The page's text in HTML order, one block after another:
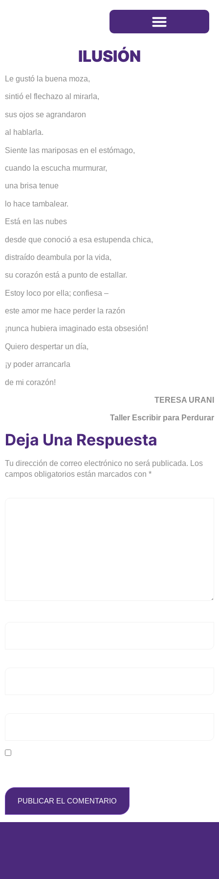
ILUSIÓN
Le gustó la buena moza,
sintió el flechazo al mirarla,
sus ojos se agrandaron
al hablarla.
Siente las mariposas en el estómago,
cuando la escucha murmurar,
una brisa tenue
lo hace tambalear.
Está en las nubes
desde que conoció a esa estupenda chica,
distraído deambula por la vida,
su corazón está a punto de estallar.
Estoy loco por ella; confiesa –
este amor me hace perder la razón
¡nunca hubiera imaginado esta obsesión!
Quiero despertar un día,
¡y poder arrancarla
de mi corazón!
TERESA URANI
Taller Escribir para Perdurar
Deja Una Respuesta
Tu dirección de correo electrónico no será publicada. Los
campos obligatorios están marcados con *